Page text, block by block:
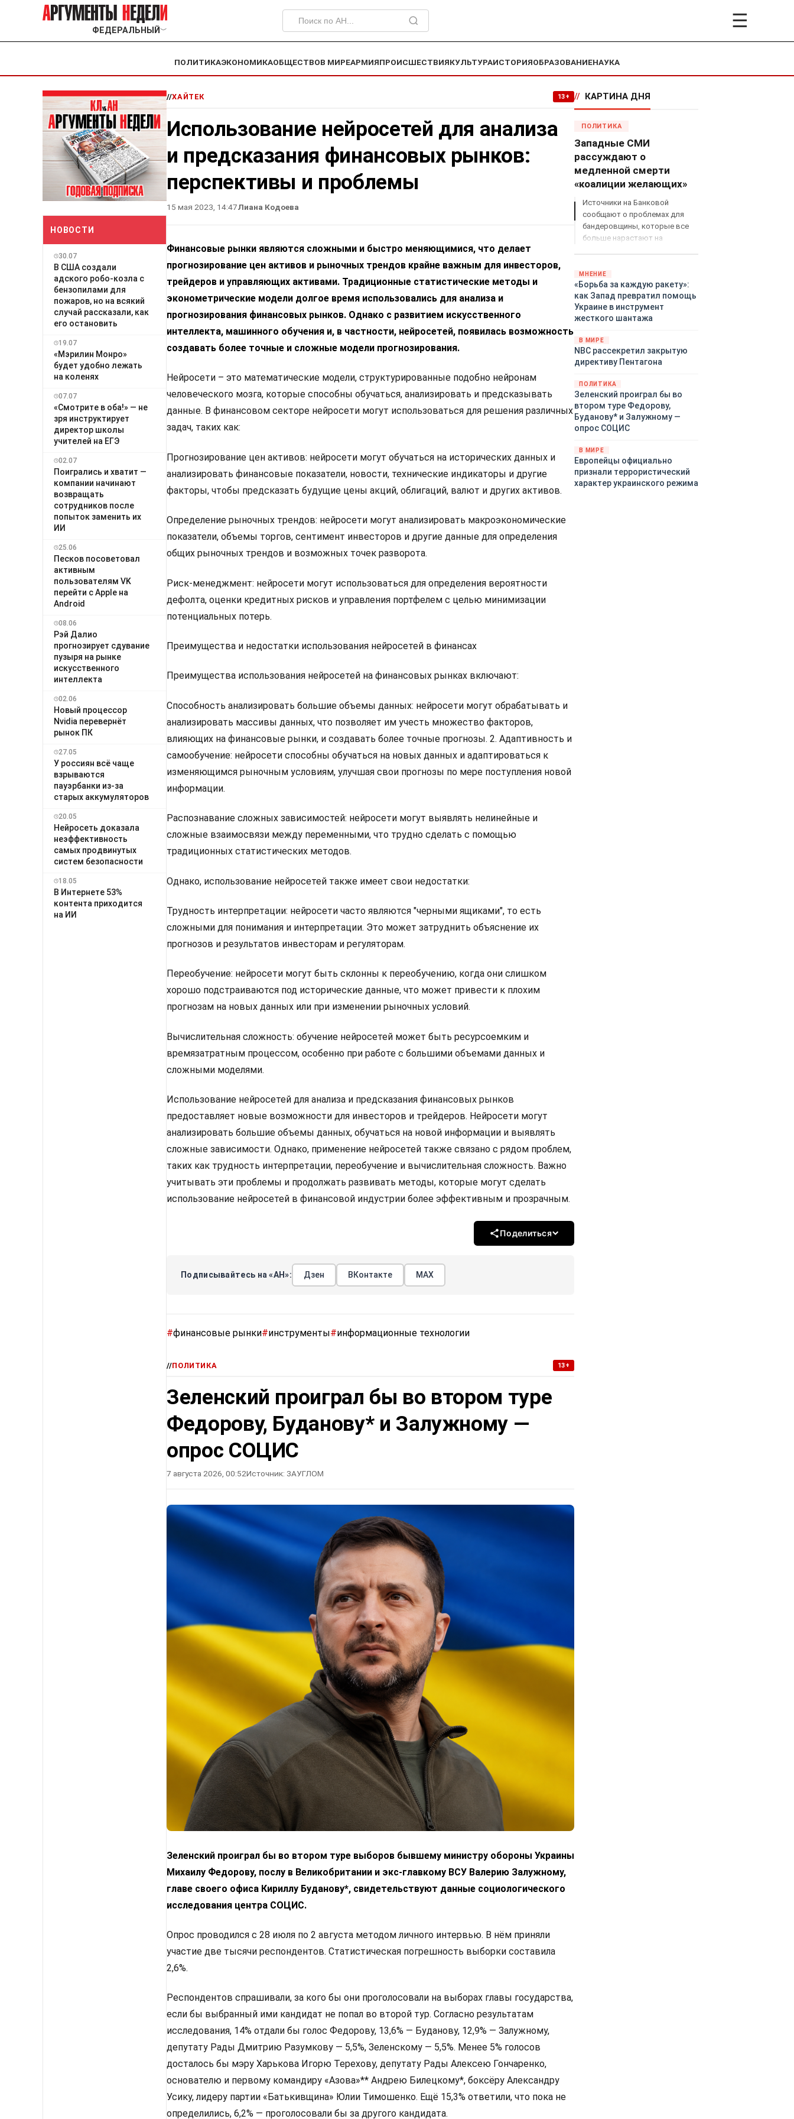
ФЕДЕРАЛЬНЫЙ ﹀ ☰
ПОЛИТИКАЭКОНОМИКАОБЩЕСТВОВ МИРЕАРМИЯПРОИСШЕСТВИЯКУЛЬТУРАИСТОРИЯОБРАЗОВАНИЕНАУКА
НОВОСТИ
30.07
В США создали
адского робо-козла с
бензопилами для
пожаров, но на всякий
случай рассказали, как
его остановить
19.07
«Мэрилин Монро»
будет удобно лежать
на коленях
07.07
«Смотрите в оба!» — не
зря инструктирует
директор школы
учителей на ЕГЭ
02.07
Поигрались и хватит —
компании начинают
возвращать
сотрудников после
попыток заменить их
ИИ
25.06
Песков посоветовал
активным
пользователям VK
перейти с Apple на
Android
08.06
Рэй Далио
прогнозирует сдувание
пузыря на рынке
искусственного
интеллекта
02.06
Новый процессор
Nvidia перевернёт
рынок ПК
27.05
У россиян всё чаще
взрываются
пауэрбанки из-за
старых аккумуляторов
20.05
Нейросеть доказала
неэффективность
самых продвинутых
систем безопасности
18.05
В Интернете 53%
контента приходится
на ИИ
//ХАЙТЕК 13+
Использование нейросетей для анализа
и предсказания финансовых рынков:
перспективы и проблемы
15 мая 2023, 14:47Лиана Кодоева
Финансовые рынки являются сложными и быстро меняющимися, что делает
прогнозирование цен активов и рыночных трендов крайне важным для инвесторов,
трейдеров и управляющих активами. Традиционные статистические методы и
эконометрические модели долгое время использовались для анализа и
прогнозирования финансовых рынков. Однако с развитием искусственного
интеллекта, машинного обучения и, в частности, нейросетей, появилась возможность
создавать более точные и сложные модели прогнозирования.
Нейросети – это математические модели, структурированные подобно нейронам
человеческого мозга, которые способны обучаться, анализировать и предсказывать
данные. В финансовом секторе нейросети могут использоваться для решения различных
задач, таких как:
Прогнозирование цен активов: нейросети могут обучаться на исторических данных и
анализировать финансовые показатели, новости, технические индикаторы и другие
факторы, чтобы предсказать будущие цены акций, облигаций, валют и других активов.
Определение рыночных трендов: нейросети могут анализировать макроэкономические
показатели, объемы торгов, сентимент инвесторов и другие данные для определения
общих рыночных трендов и возможных точек разворота.
Риск-менеджмент: нейросети могут использоваться для определения вероятности
дефолта, оценки кредитных рисков и управления портфелем с целью минимизации
потенциальных потерь.
Преимущества и недостатки использования нейросетей в финансах
Преимущества использования нейросетей на финансовых рынках включают:
Способность анализировать большие объемы данных: нейросети могут обрабатывать и
анализировать массивы данных, что позволяет им учесть множество факторов,
влияющих на финансовые рынки, и создавать более точные прогнозы. 2. Адаптивность и
самообучение: нейросети способны обучаться на новых данных и адаптироваться к
изменяющимся рыночным условиям, улучшая свои прогнозы по мере поступления новой
информации.
Распознавание сложных зависимостей: нейросети могут выявлять нелинейные и
сложные взаимосвязи между переменными, что трудно сделать с помощью
традиционных статистических методов.
Однако, использование нейросетей также имеет свои недостатки:
Трудность интерпретации: нейросети часто являются "черными ящиками", то есть
сложными для понимания и интерпретации. Это может затруднить объяснение их
прогнозов и результатов инвесторам и регуляторам.
Переобучение: нейросети могут быть склонны к переобучению, когда они слишком
хорошо подстраиваются под исторические данные, что может привести к плохим
прогнозам на новых данных или при изменении рыночных условий.
Вычислительная сложность: обучение нейросетей может быть ресурсоемким и
времязатратным процессом, особенно при работе с большими объемами данных и
сложными моделями.
Использование нейросетей для анализа и предсказания финансовых рынков
предоставляет новые возможности для инвесторов и трейдеров. Нейросети могут
анализировать большие объемы данных, обучаться на новой информации и выявлять
сложные зависимости. Однако, применение нейросетей также связано с рядом проблем,
таких как трудность интерпретации, переобучение и вычислительная сложность. Важно
учитывать эти проблемы и продолжать развивать методы, которые могут сделать
использование нейросетей в финансовой индустрии более эффективным и прозрачным.
Поделиться
Подписывайтесь на «АН»: Дзен ВКонтакте МАХ
#финансовые рынки#инструменты#информационные технологии
//ПОЛИТИКА 13+
Зеленский проиграл бы во втором туре
Федорову, Буданову* и Залужному —
опрос СОЦИС
7 августа 2026, 00:52Источник: ЗАУГЛОМ
Зеленский проиграл бы во втором туре выборов бывшему министру обороны Украины
Михаилу Федорову, послу в Великобритании и экс-главкому ВСУ Валерию Залужному,
главе своего офиса Кириллу Буданову*, свидетельствуют данные социологического
исследования центра СОЦИС.
Опрос проводился с 28 июля по 2 августа методом личного интервью. В нём приняли
участие две тысячи респондентов. Статистическая погрешность выборки составила
2,6%.
Респондентов спрашивали, за кого бы они проголосовали на выборах главы государства,
если бы выбранный ими кандидат не попал во второй тур. Согласно результатам
исследования, 14% отдали бы голос Федорову, 13,6% — Буданову, 12,9% — Залужному,
депутату Рады Дмитрию Разумкову — 5,5%, Зеленскому — 5,5%. Менее 5% голосов
досталось бы мэру Харькова Игорю Терехову, депутату Рады Алексею Гончаренко,
основателю и первому командиру «Азова»** Андрею Билецкому*, боксёру Александру
Усику, лидеру партии «Батькивщина» Юлии Тимошенко. Ещё 15,3% ответили, что пока не
определились, 6,2% — проголосовали бы за другого кандидата.
// КАРТИНА ДНЯ
ПОЛИТИКА
Западные СМИ
рассуждают о
медленной смерти
«коалиции желающих»
Источники на Банковой
сообщают о проблемах для
бандеровщины, которые все
больше нарастают на
«страны 404» в следующем
году. Однако киевские
временщики не торопятся
заключать мир - ведь есть
поддержка в ЕС.
Британии и Германии, выборы
во Франции могут полностью
изменить геополитический
ландшафт в мире, пока
Зеленский ожидает выборов
в США.
МНЕНИЕ
«Борьба за каждую ракету»:
как Запад превратил помощь
Украине в инструмент
жесткого шантажа
В МИРЕ
NBC рассекретил закрытую
директиву Пентагона
ПОЛИТИКА
Зеленский проиграл бы во
втором туре Федорову,
Буданову* и Залужному —
опрос СОЦИС
В МИРЕ
Европейцы официально
признали террористический
характер украинского режима